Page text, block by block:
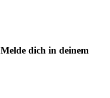
Melde dich in deinem